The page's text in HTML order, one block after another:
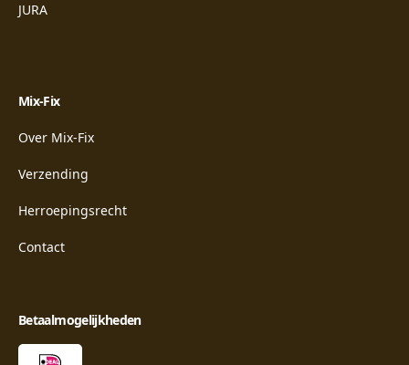
JURA
Mix-Fix
Over Mix-Fix
Verzending
Herroepingsrecht
Contact
Betaalmogelijkheden